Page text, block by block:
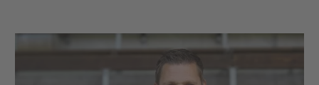
Coffeetable Book «Art Collection»
Multi-déco
Conseils décoration murale
Boîte à friandises personnalisée